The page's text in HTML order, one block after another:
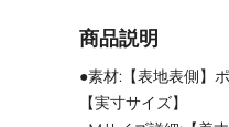
商品説明
●素材:【表地表側】
【実寸サイズ】